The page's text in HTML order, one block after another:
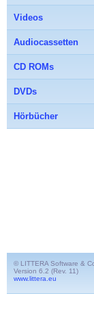
Videos
Audiocassetten
CD ROMs
DVDs
Hörbücher
© LITTERA Software &
Version 6.2 (Rev. 11)
www.littera.eu